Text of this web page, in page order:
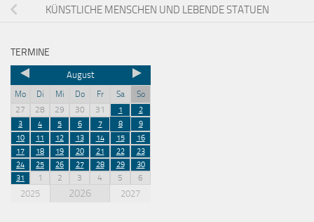
KÜNSTLICHE MENSCHEN UND LEBENDE STATUEN
TERMINE
August
Mo Di Mi Do Fr Sa
So
27
28 29 30 31 1
2
3
4 5 6 7 8
9
10
11 12 13 14 15
16
17
18 19 20 21 22
23
24
25 26 27 28 29
30
31
1 2 3 4 5 6
2025 2026 2027